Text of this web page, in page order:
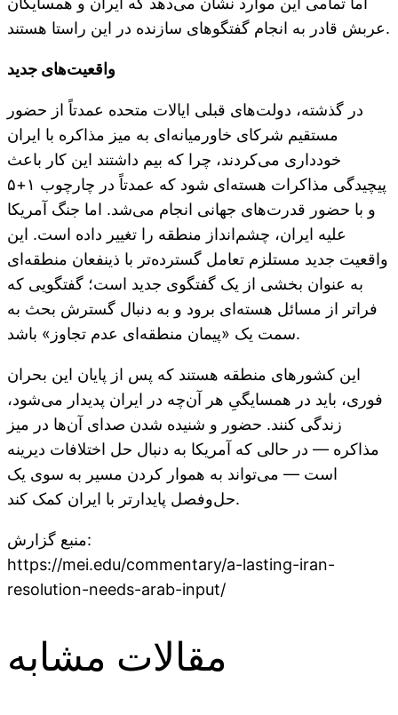
عربش قادر به انجام گفتگوهای سازنده در این راستا هستند.
واقعیت‌های جدید
در گذشته، دولت‌های قبلی ایالات متحده عمدتاً از حضور
مستقیم شرکای خاورمیانه‌ای به میز مذاکره با ایران
خودداری می‌کردند، چرا که بیم داشتند این کار باعث
پیچیدگی مذاکرات هسته‌ای شود که عمدتاً در چارچوب ۱+۵
و با حضور قدرت‌های جهانی انجام می‌شد. اما جنگ آمریکا
علیه ایران، چشم‌انداز منطقه را تغییر داده است. این
واقعیت جدید مستلزم تعامل گسترده‌تر با ذینفعان منطقه‌ای
به عنوان بخشی از یک گفتگوی جدید است؛ گفتگویی که
فراتر از مسائل هسته‌ای برود و به دنبال گسترش بحث به
سمت یک «پیمان منطقه‌ای عدم تجاوز» باشد.
این کشورهای منطقه هستند که پس از پایان این بحران
فوری، باید در همسایگیِ هر آن‌چه در ایران پدیدار می‌شود،
زندگی کنند. حضور و شنیده شدن صدای آن‌ها در میز
مذاکره — در حالی که آمریکا به دنبال حل اختلافات دیرینه
است — می‌تواند به هموار کردن مسیر به سوی یک
حل‌وفصل پایدارتر با ایران کمک کند.
منبع گزارش:
https://mei.edu/commentary/a-lasting-iran-
resolution-needs-arab-input/
مقالات مشابه